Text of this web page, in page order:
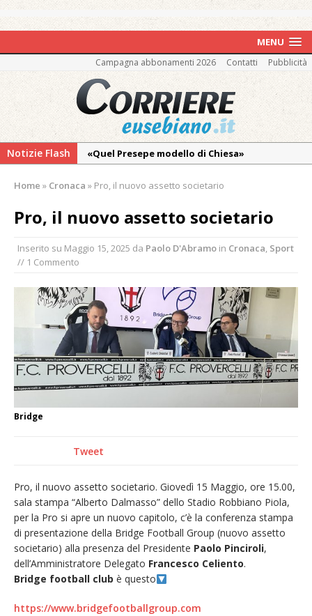
MENU
Campagna abbonamenti 2026 Contatti Pubblicità
Notizie Flash
«Quel Presepe modello di Chiesa»
Ringraziamento: convegno, messa e
mercatino agricolo
collezione della Fondazione Marazzato
Piscina ex Enal non balneabile dopo i controlli
dell’Asl. Il Comune: «Misura precauzionale e
provvisoria»
La Pro verso l’avvio della Stagione
La Regione stanzia oltre 38mila euro per il
carnevale di Santhià. La soddisfazione della
Pro Loco
Home » Cronaca » Pro, il nuovo assetto societario
Pro, il nuovo assetto societario
Inserito su Maggio 15, 2025 da Paolo D'Abramo in Cronaca Sport
// 1 Commento
Bridge
Tweet
Pro, il nuovo assetto societario. Giovedì 15 Maggio, ore 15.00,
sala stampa “Alberto Dalmasso” dello Stadio Robbiano Piola,
per la Pro si apre un nuovo capitolo, c’è la conferenza stampa
di presentazione della Bridge Football Group (nuovo assetto
societario) alla presenza del Presidente Paolo Pinciroli,
dell’Amministratore Delegato Francesco Celiento.
Bridge football club è questo
https://www.bridgefootballgroup.com